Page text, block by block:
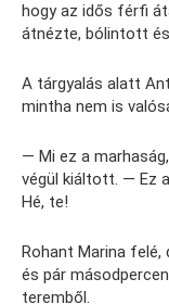
hogy az idős férfi
átnézte, bólintott
A tárgyalás alatt
mintha nem is
— Mi ez a
végül kiáltott. — Ez
Hé, te!
Rohant Marina
és pár
teremből.